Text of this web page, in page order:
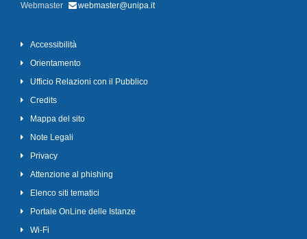
Webmaster
webmaster@unipa.it
Accessibilità
Orientamento
Ufficio Relazioni con il Pubblico
Credits
Mappa del sito
Note Legali
Privacy
Attenzione al phishing
Elenco siti tematici
Portale OnLine delle Istanze
Wi-Fi